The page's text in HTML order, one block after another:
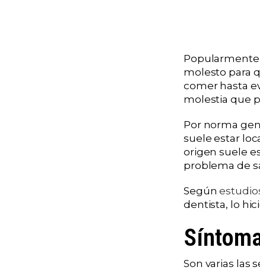
molesto para
comer hasta
molestia que
Por norma
suele estar
origen suele
problema de
Según
dentista, lo
Son varias las